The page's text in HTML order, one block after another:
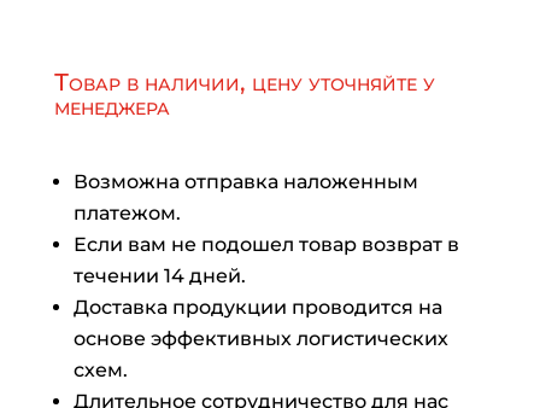
Товар в наличии, цену уточняйте у
менеджера
Возможна отправка наложенным
платежом.
Если вам не подошел товар возврат в
течении 14 дней.
Доставка продукции проводится на
основе эффективных логистических
схем.
Длительное сотрудничество для нас